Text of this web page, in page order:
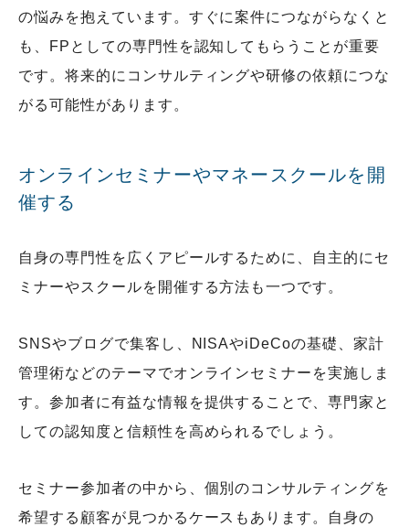
の悩みを抱えています。すぐに案件につながらなくと
も、FPとしての専門性を認知してもらうことが重要
です。将来的にコンサルティングや研修の依頼につな
がる可能性があります。
オンラインセミナーやマネースクールを開
催する
自身の専門性を広くアピールするために、自主的にセ
ミナーやスクールを開催する方法も一つです。
SNSやブログで集客し、NISAやiDeCoの基礎、家計
管理術などのテーマでオンラインセミナーを実施しま
す。参加者に有益な情報を提供することで、専門家と
しての認知度と信頼性を高められるでしょう。
セミナー参加者の中から、個別のコンサルティングを
希望する顧客が見つかるケースもあります。自身の